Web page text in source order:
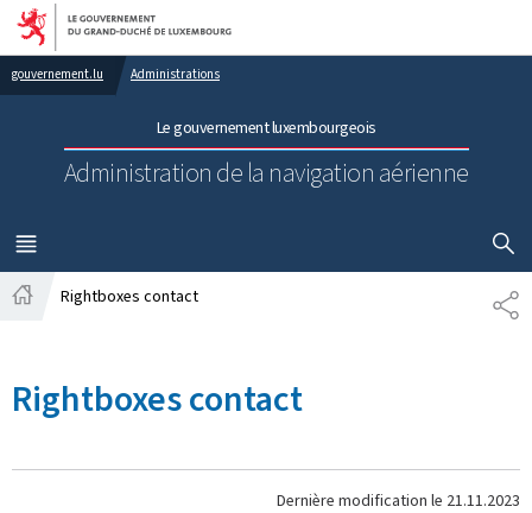
Aller au menu principal
Aller au contenu
gouvernement.lu Administrations
Le gouvernement luxembourgeois
Administration de la navigation aérienne
MENU
PRINCIPAL
Rightboxes contact
Rightboxes contact
Dernière modification le 21.11.2023